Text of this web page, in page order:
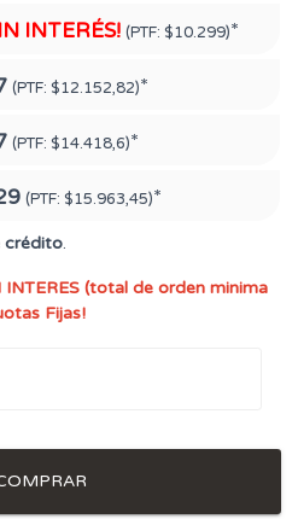
INTERÉS! (PTF: $10.299)*
(PTF: $12.152,82)*
(PTF: $14.418,6)*
(PTF: $15.963,45)*
crédito.
INTERES (total de orden minima
Fijas!